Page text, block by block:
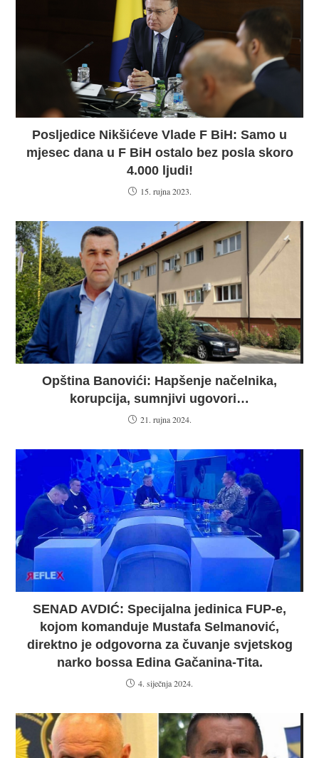
Posljedice Nikšićeve Vlade F BiH: Samo u
mjesec dana u F BiH ostalo bez posla skoro
4.000 ljudi!
15. rujna 2023.
Opština Banovići: Hapšenje načelnika,
korupcija, sumnjivi ugovori…
21. rujna 2024.
SENAD AVDIĆ: Specijalna jedinica FUP-e,
kojom komanduje Mustafa Selmanović,
direktno je odgovorna za čuvanje svjetskog
narko bossa Edina Gačanina-Tita.
4. siječnja 2024.